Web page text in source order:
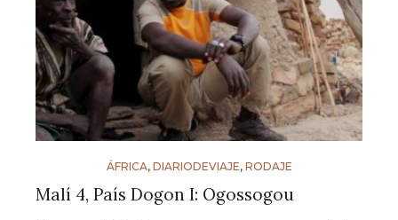
ÁFRICA, DIARIODEVIAJE, RODAJE
Malí 4, País Dogon I: Ogossogou